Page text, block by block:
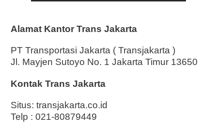
Alamat Kantor Trans Jakarta
PT Transportasi Jakarta ( Transjakarta )
Jl. Mayjen Sutoyo No. 1 Jakarta Timur 13650
Kontak Trans Jakarta
Situs: transjakarta.co.id
Telp : 021-80879449